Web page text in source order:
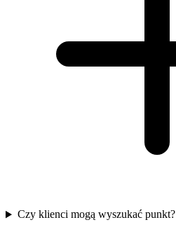
Czy klienci mogą wyszukać punkt?